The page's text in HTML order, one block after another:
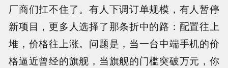
厂商们扛不住了。有人下调订单规模，有人暂停
新项目，更多人选择了那条折中的路：配置往上
堆，价格往上涨。问题是，当一台中端手机的价
格逼近曾经的旗舰， 当旗舰的门槛突破万元，你